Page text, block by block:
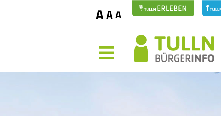
AAA
MENÜ